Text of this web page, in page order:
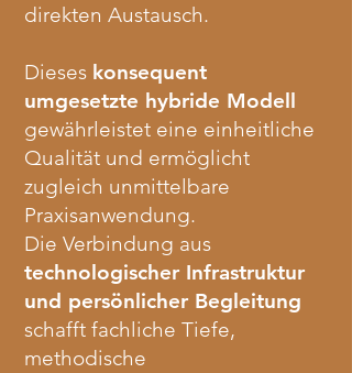
direkten Austausch.
Dieses konsequent
umgesetzte hybride Modell
gewährleistet eine einheitliche
Qualität und ermöglicht
zugleich unmittelbare
Praxisanwendung.
Die Verbindung aus
technologischer Infrastruktur
und persönlicher Begleitung
schafft fachliche Tiefe,
methodische